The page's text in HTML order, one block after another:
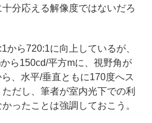
分応える解像度ではないだろ
ら720:1に向上しているが、
ら150cd/平方mに、視野角が
、水平/垂直ともに170度へス
だし、筆者が室内光下での利
ったことは強調しておこう。